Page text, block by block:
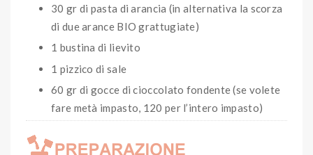
30 gr di pasta di arancia (in alternativa la scorza
di due arance BIO grattugiate)
1 bustina di lievito
1 pizzico di sale
60 gr di gocce di cioccolato fondente (se volete
fare metà impasto, 120 per l’intero impasto)